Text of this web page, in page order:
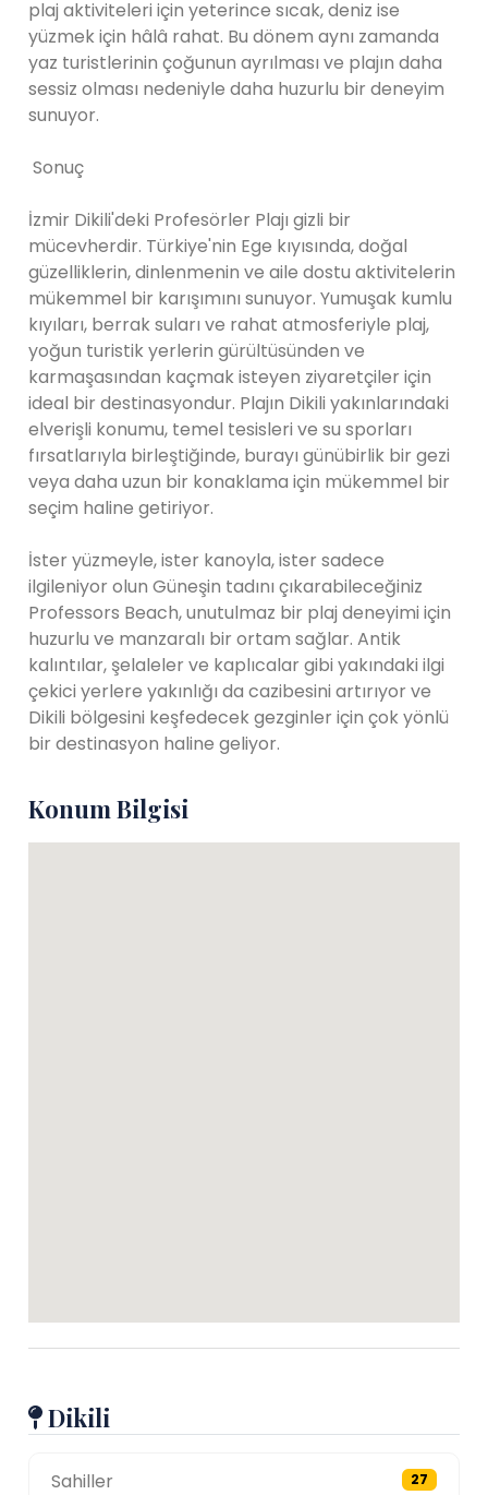
plaj aktiviteleri için yeterince sıcak, deniz ise
yüzmek için hâlâ rahat. Bu dönem aynı zamanda
yaz turistlerinin çoğunun ayrılması ve plajın daha
sessiz olması nedeniyle daha huzurlu bir deneyim
sunuyor.
Sonuç
İzmir Dikili'deki Profesörler Plajı gizli bir
mücevherdir. Türkiye'nin Ege kıyısında, doğal
güzelliklerin, dinlenmenin ve aile dostu aktivitelerin
mükemmel bir karışımını sunuyor. Yumuşak kumlu
kıyıları, berrak suları ve rahat atmosferiyle plaj,
yoğun turistik yerlerin gürültüsünden ve
karmaşasından kaçmak isteyen ziyaretçiler için
ideal bir destinasyondur. Plajın Dikili yakınlarındaki
elverişli konumu, temel tesisleri ve su sporları
fırsatlarıyla birleştiğinde, burayı günübirlik bir gezi
veya daha uzun bir konaklama için mükemmel bir
seçim haline getiriyor.
İster yüzmeyle, ister kanoyla, ister sadece
ilgileniyor olun Güneşin tadını çıkarabileceğiniz
Professors Beach, unutulmaz bir plaj deneyimi için
huzurlu ve manzaralı bir ortam sağlar. Antik
kalıntılar, şelaleler ve kaplıcalar gibi yakındaki ilgi
çekici yerlere yakınlığı da cazibesini artırıyor ve
Dikili bölgesini keşfedecek gezginler için çok yönlü
bir destinasyon haline geliyor.
Konum Bilgisi
Dikili
Sahiller 27